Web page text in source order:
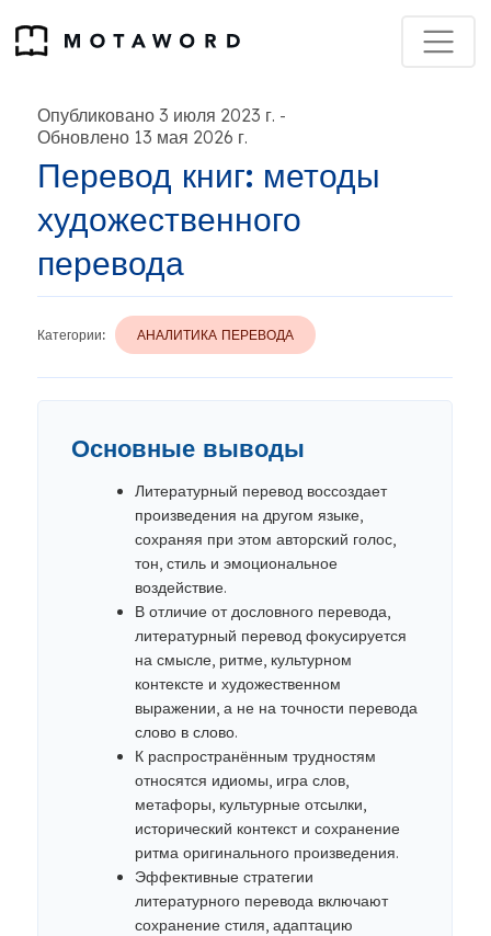
Опубликовано 3 июля 2023 г. -
Обновлено 13 мая 2026 г.
Перевод книг: методы
художественного
перевода
Категории: АНАЛИТИКА ПЕРЕВОДА
Основные выводы
Литературный перевод воссоздает
произведения на другом языке,
сохраняя при этом авторский голос,
тон, стиль и эмоциональное
воздействие.
В отличие от дословного перевода,
литературный перевод фокусируется
на смысле, ритме, культурном
контексте и художественном
выражении, а не на точности перевода
слово в слово.
К распространённым трудностям
относятся идиомы, игра слов,
метафоры, культурные отсылки,
исторический контекст и сохранение
ритма оригинального произведения.
Эффективные стратегии
литературного перевода включают
сохранение стиля, адаптацию